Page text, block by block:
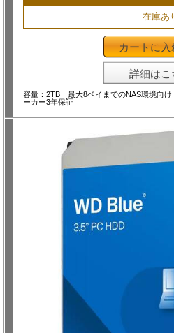
在庫あ
カートに入
詳細はこ
容量：2TB 最大8ベイまでのNAS環境
ーカー3年保証